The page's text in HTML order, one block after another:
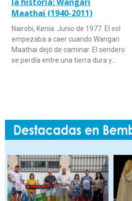
Maathai (1940-2011)
Nairobi, Kenia. Junio de 1977. El sol
empezaba a caer cuando Wangari
Maathai dejó de caminar. El sendero
se perdía entre una tierra dura y…